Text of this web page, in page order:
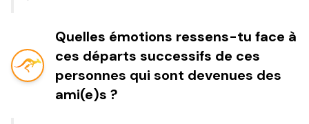
Quelles émotions ressens-tu face à
ces départs successifs de ces
personnes qui sont devenues des
ami(e)s ?